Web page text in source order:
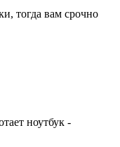
тогда вам срочно
ноутбук -